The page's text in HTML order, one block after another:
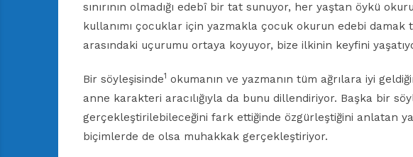
sınırının olmadığı edebî bir tat sunuyor, her yaştan öykü
kullanımı çocuklar için yazmakla çocuk okurun edebi damak
arasındaki uçurumu ortaya koyuyor, bize ilkinin keyfini
Bir söyleşisinde1 okumanın ve yazmanın tüm ağrılara iyi
anne karakteri aracılığıyla da bunu dillendiriyor. Başka bir
gerçekleştirilebileceğini fark ettiğinde özgürleştiğini anlatan
biçimlerde de olsa muhakkak gerçekleştiriyor.